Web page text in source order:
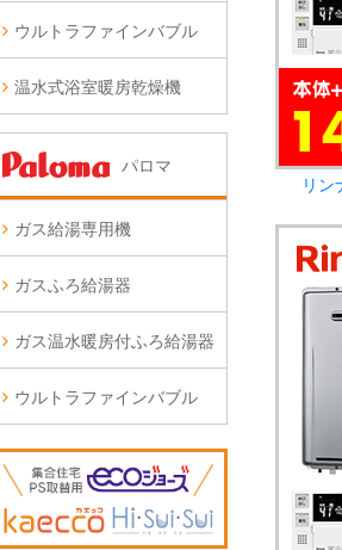
リン
ウルトラファインバブル
温水式浴室暖房乾燥機
パロマ
ガス給湯専用機
ガスふろ給湯器
ガス温水暖房付ふろ給湯器
ウルトラファインバブル